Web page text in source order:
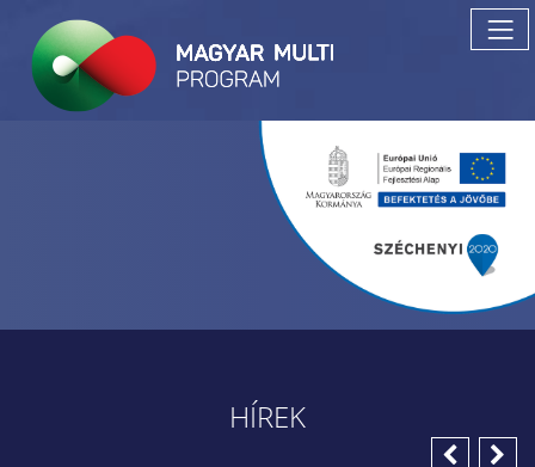
HÍREK